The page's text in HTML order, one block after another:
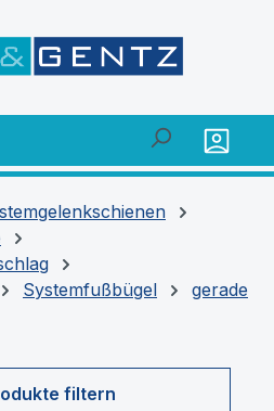
Systemfußbügel
gerade
filtern